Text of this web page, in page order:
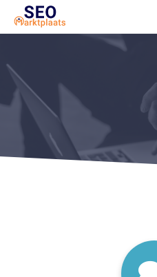
SEO tools
Marketeer bij
1. Seo voor
2.